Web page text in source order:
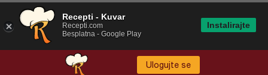
Ulogujte se
Recepti - Kuvar
Recepti.com
Besplatna - Google Play
Instalirajte